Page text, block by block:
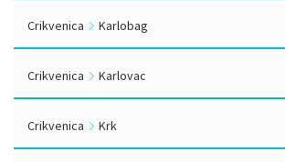
Crikvenica Karlobag
Crikvenica Karlovac
Crikvenica Krk